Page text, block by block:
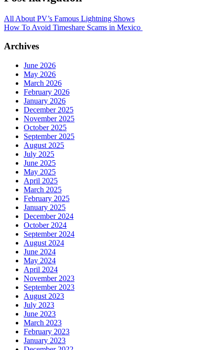
All About PV’s Famous Lightning Shows
How To Avoid Timeshare Scams in Mexico
Archives
June 2026
May 2026
March 2026
February 2026
January 2026
December 2025
November 2025
October 2025
September 2025
August 2025
July 2025
June 2025
May 2025
April 2025
March 2025
February 2025
January 2025
December 2024
October 2024
September 2024
August 2024
June 2024
May 2024
April 2024
November 2023
September 2023
August 2023
July 2023
June 2023
March 2023
February 2023
January 2023